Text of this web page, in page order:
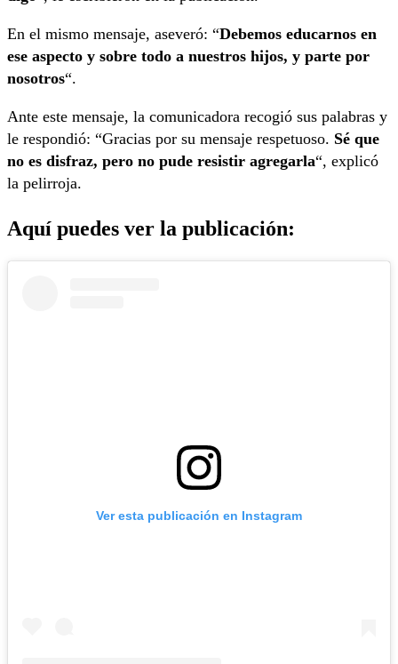
En el mismo mensaje, aseveró: “Debemos educarnos en
ese aspecto y sobre todo a nuestros hijos, y parte por
nosotros“.
Ante este mensaje, la comunicadora recogió sus palabras y
le respondió: “Gracias por su mensaje respetuoso. Sé que
no es disfraz, pero no pude resistir agregarla“, explicó
la pelirroja.
Aquí puedes ver la publicación:
Ver esta publicación en Instagram